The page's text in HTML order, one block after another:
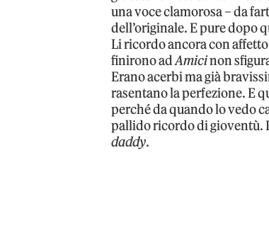
una voce clamorosa – da
dell’originale. E pure dopo
Li ricordo ancora con
finirono adAmicinon
Erano acerbi ma già
rasentano la perfezione. E
perché da quando lo vedo
pallido ricordo di gioventù.
daddy.